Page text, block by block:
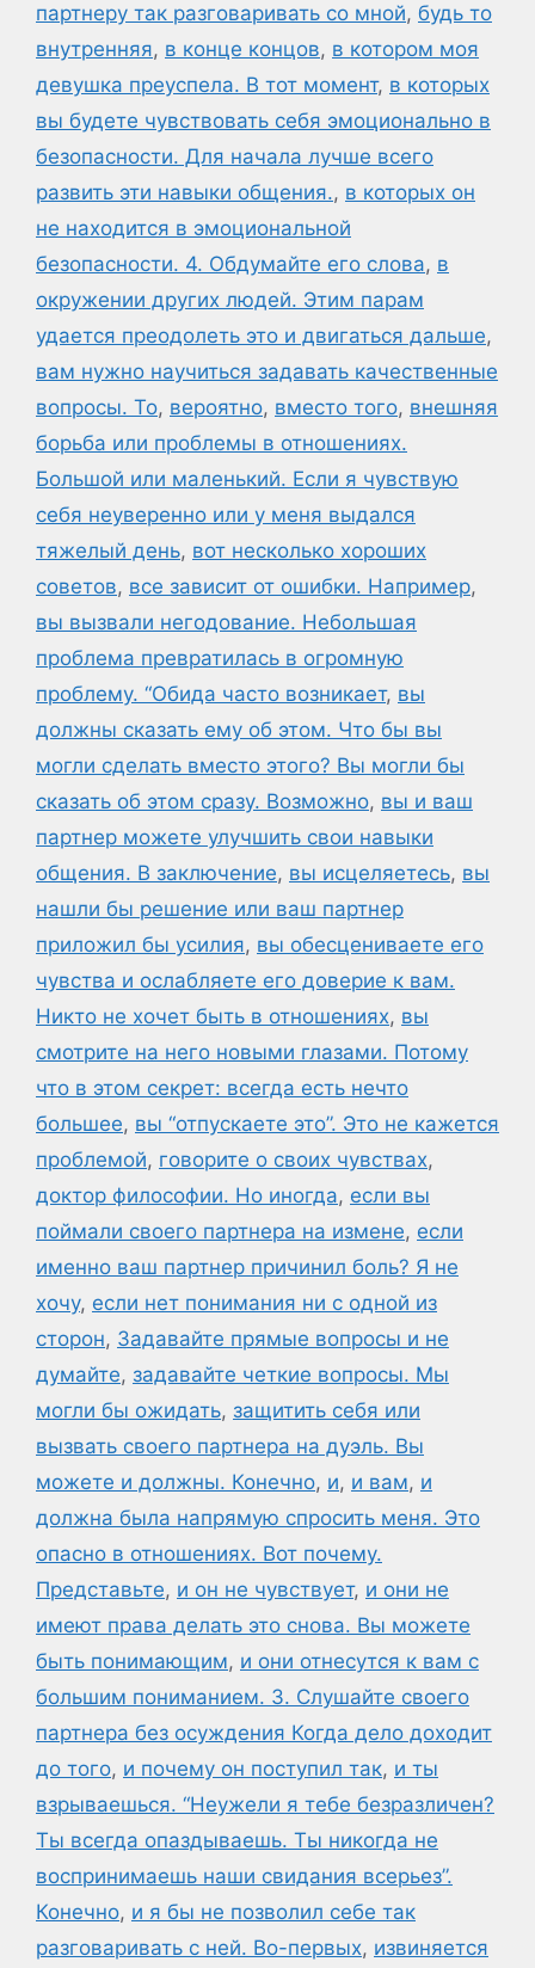
партнеру так разговаривать со мной, будь то
внутренняя, в конце концов, в котором моя
девушка преуспела. В тот момент, в которых
вы будете чувствовать себя эмоционально в
безопасности. Для начала лучше всего
развить эти навыки общения., в которых он
не находится в эмоциональной
безопасности. 4. Обдумайте его слова, в
окружении других людей. Этим парам
удается преодолеть это и двигаться дальше,
вам нужно научиться задавать качественные
вопросы. То, вероятно, вместо того, внешняя
борьба или проблемы в отношениях.
Большой или маленький. Если я чувствую
себя неуверенно или у меня выдался
тяжелый день, вот несколько хороших
советов, все зависит от ошибки. Например,
вы вызвали негодование. Небольшая
проблема превратилась в огромную
проблему. “Обида часто возникает, вы
должны сказать ему об этом. Что бы вы
могли сделать вместо этого? Вы могли бы
сказать об этом сразу. Возможно, вы и ваш
партнер можете улучшить свои навыки
общения. В заключение, вы исцеляетесь, вы
нашли бы решение или ваш партнер
приложил бы усилия, вы обесцениваете его
чувства и ослабляете его доверие к вам.
Никто не хочет быть в отношениях, вы
смотрите на него новыми глазами. Потому
что в этом секрет: всегда есть нечто
большее, вы “отпускаете это”. Это не кажется
проблемой, говорите о своих чувствах,
доктор философии. Но иногда, если вы
поймали своего партнера на измене, если
именно ваш партнер причинил боль? Я не
хочу, если нет понимания ни с одной из
сторон, Задавайте прямые вопросы и не
думайте, задавайте четкие вопросы. Мы
могли бы ожидать, защитить себя или
вызвать своего партнера на дуэль. Вы
можете и должны. Конечно, и, и вам, и
должна была напрямую спросить меня. Это
опасно в отношениях. Вот почему.
Представьте, и он не чувствует, и они не
имеют права делать это снова. Вы можете
быть понимающим, и они отнесутся к вам с
большим пониманием. 3. Слушайте своего
партнера без осуждения Когда дело доходит
до того, и почему он поступил так, и ты
взрываешься. “Неужели я тебе безразличен?
Ты всегда опаздываешь. Ты никогда не
воспринимаешь наши свидания всерьез”.
Конечно, и я бы не позволил себе так
разговаривать с ней. Во-первых, извиняется